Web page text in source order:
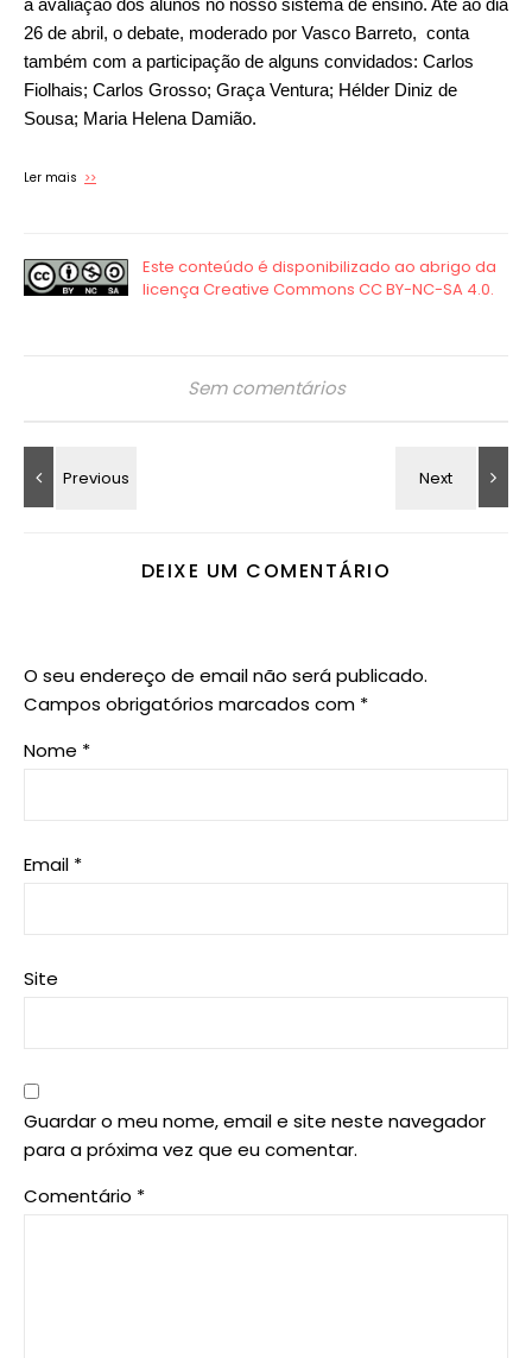
a avaliação dos alunos no nosso sistema de ensino. Até ao dia
26 de abril, o debate, moderado por Vasco Barreto, conta
também com a participação de alguns convidados: Carlos
Fiolhais; Carlos Grosso; Graça Ventura; Hélder Diniz de
Sousa; Maria Helena Damião.
Ler mais >>
Sem comentários
DEIXE UM COMENTÁRIO
O seu endereço de email não será publicado.
Campos obrigatórios marcados com *
Nome *
Email *
Site
Guardar o meu nome, email e site neste navegador
para a próxima vez que eu comentar.
Comentário *